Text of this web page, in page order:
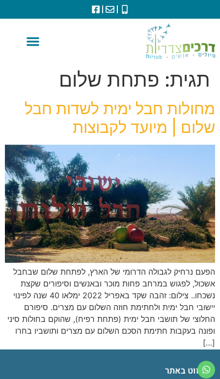
תגית: פתחת שלום
מחולות חבל ימית לשדות חבל
שלום | מיועד לקבוצות
הפעם נרחיק לגבולה הדרומי של הארץ, לפתחת שלום שבחבל
אשכול, לפגוש במרחב פחות מוכר ובאנשים וסיפורים שקצת
נשכחו.. צילום: זהבה שקד באפריל 2022 ימלאו 40 שנה לפינוי
יישובי חבל ימית ולחתימת חוזה השלום עם מצרים. סיפורם
החלוצי של תושבי חבל ימית (פתחת רפיח), שהוקם בחולות סיני
ופונה בעקבות חתימת הסכם השלום עם מצרים ותושביו בחרו
[…]
ניווט באתר